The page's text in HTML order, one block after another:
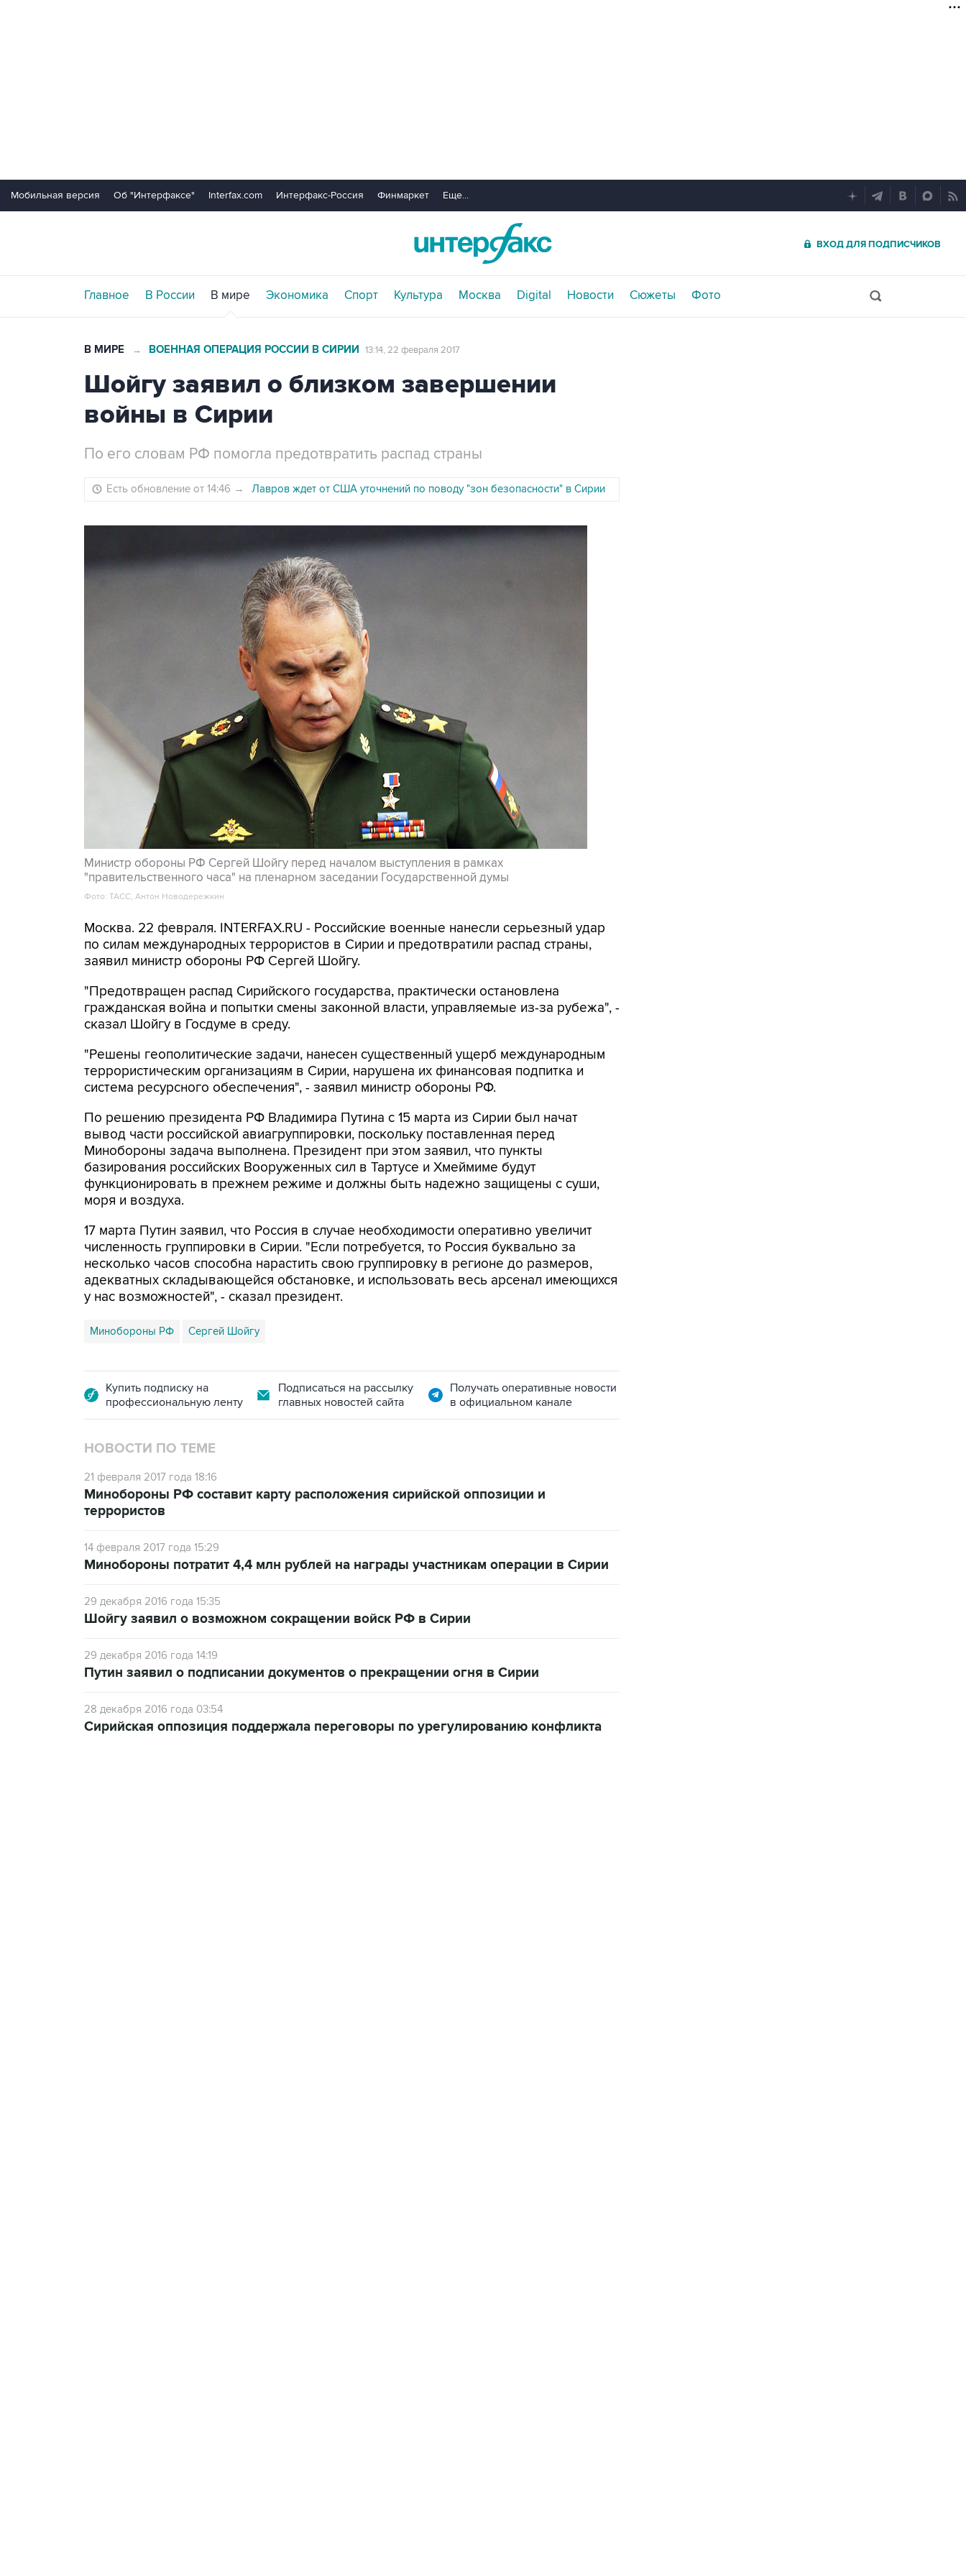
Мобильная версия Об "Интерфаксе" Interfax.com Интерфакс-Россия Финмаркет Еще...
ВХОД ДЛЯ ПОДПИСЧИКОВ
Главное В России В мире Экономика Спорт Культура Москва Digital Новости Сюжеты Фото
В МИРЕ → ВОЕННАЯ ОПЕРАЦИЯ РОССИИ В СИРИИ 13:14, 22 февраля 2017
Шойгу заявил о близком завершении
войны в Сирии
По его словам РФ помогла предотвратить распад страны
Есть обновление от 14:46 → Лавров ждет от США уточнений по поводу "зон безопасности" в Сирии
Министр обороны РФ Сергей Шойгу перед началом выступления в рамках
"правительственного часа" на пленарном заседании Государственной думы
Фото: ТАСС, Антон Новодережкин
Москва. 22 февраля. INTERFAX.RU - Российские военные нанесли серьезный удар
по силам международных террористов в Сирии и предотвратили распад страны,
заявил министр обороны РФ Сергей Шойгу.
"Предотвращен распад Сирийского государства, практически остановлена
гражданская война и попытки смены законной власти, управляемые из-за рубежа", -
сказал Шойгу в Госдуме в среду.
"Решены геополитические задачи, нанесен существенный ущерб международным
террористическим организациям в Сирии, нарушена их финансовая подпитка и
система ресурсного обеспечения", - заявил министр обороны РФ.
По решению президента РФ Владимира Путина с 15 марта из Сирии был начат
вывод части российской авиагруппировки, поскольку поставленная перед
Минобороны задача выполнена. Президент при этом заявил, что пункты
базирования российских Вооруженных сил в Тартусе и Хмеймиме будут
функционировать в прежнем режиме и должны быть надежно защищены с суши,
моря и воздуха.
17 марта Путин заявил, что Россия в случае необходимости оперативно увеличит
численность группировки в Сирии. "Если потребуется, то Россия буквально за
несколько часов способна нарастить свою группировку в регионе до размеров,
адекватных складывающейся обстановке, и использовать весь арсенал имеющихся
у нас возможностей", - сказал президент.
Минобороны РФ Сергей Шойгу
Купить подписку на
профессиональную ленту
Подписаться на рассылку
главных новостей сайта
Получать оперативные новости
в официальном канале
НОВОСТИ ПО ТЕМЕ
21 февраля 2017 года 18:16
Минобороны РФ составит карту расположения сирийской оппозиции и
террористов
14 февраля 2017 года 15:29
Минобороны потратит 4,4 млн рублей на награды участникам операции в Сирии
29 декабря 2016 года 15:35
Шойгу заявил о возможном сокращении войск РФ в Сирии
29 декабря 2016 года 14:19
Путин заявил о подписании документов о прекращении огня в Сирии
28 декабря 2016 года 03:54
Сирийская оппозиция поддержала переговоры по урегулированию конфликта